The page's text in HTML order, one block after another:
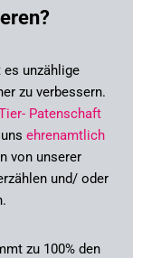
es unzählige
zu verbessern.
Patenschaft
ehrenamtlich
von unserer
und/ oder
zu 100% den